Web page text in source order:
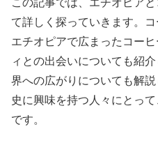
この記事では、エチオピア
て詳しく探っていきます。
エチオピアで広まったコー
ィとの出会いについても紹
界への広がりについても解
史に興味を持つ人々にとっ
です。